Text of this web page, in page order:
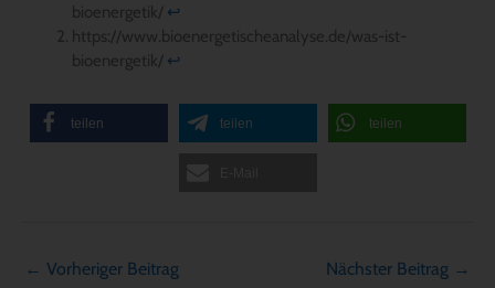
bioenergetik/ ↩︎
https://www.bioenergetischeanalyse.de/was-ist-
bioenergetik/ ↩︎
teilen teilen teilen
← Vorheriger Beitrag Nächster Beitrag →